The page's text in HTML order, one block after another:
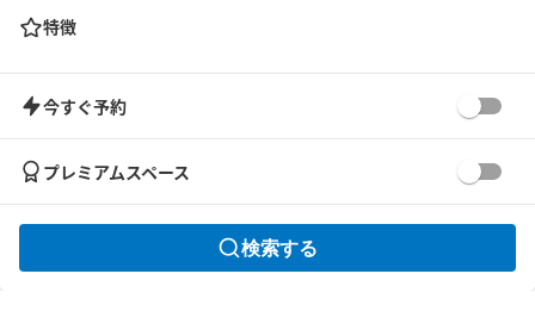
特徴
今すぐ予約
プレミアムスペース
検索する